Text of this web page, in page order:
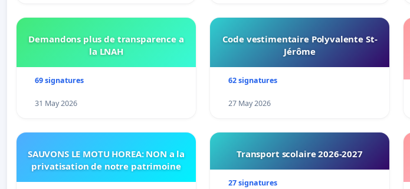
Demandons plus de transparence a
la LNAH
69 signatures
31 May 2026
Code vestimentaire Polyvalente St-
Jérôme
62 signatures
27 May 2026
SAUVONS LE MOTU HOREA: NON a la
privatisation de notre patrimoine
Transport scolaire 2026-2027
27 signatures